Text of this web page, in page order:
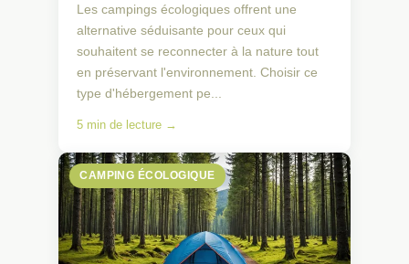
Les campings écologiques offrent une
alternative séduisante pour ceux qui
souhaitent se reconnecter à la nature tout
en préservant l'environnement. Choisir ce
type d'hébergement pe...
5 min de lecture →
CAMPING ÉCOLOGIQUE